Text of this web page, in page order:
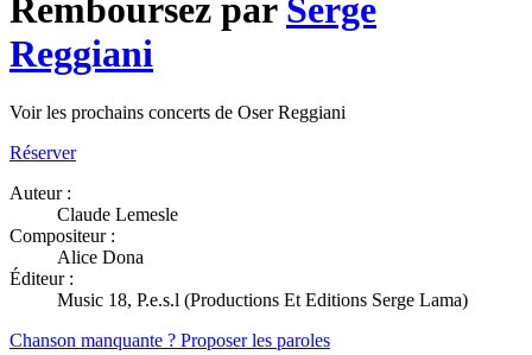
Remboursez par Serge
Reggiani
Voir les prochains concerts de Oser Reggiani
Réserver
Auteur :
Claude Lemesle
Compositeur :
Alice Dona
Éditeur :
Music 18, P.e.s.l (Productions Et Editions Serge Lama)
Chanson manquante ? Proposer les paroles